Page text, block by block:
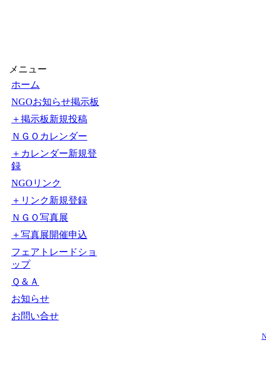
メニュー
ホーム
NGOお知らせ掲示板
＋掲示板新規投稿
ＮＧＯカレンダー
＋カレンダー新規登
録
NGOリンク
＋リンク新規登録
ＮＧＯ写真展
＋写真展開催申込
フェアトレードショ
ップ
Ｑ＆Ａ
お知らせ
お問い合せ